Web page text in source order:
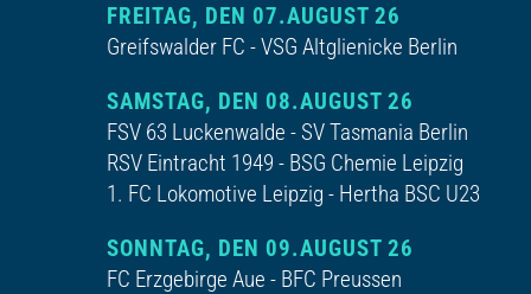
FREITAG, DEN 07.AUGUST 26
Greifswalder FC - VSG Altglienicke Berlin
SAMSTAG, DEN 08.AUGUST 26
FSV 63 Luckenwalde - SV Tasmania Berlin
RSV Eintracht 1949 - BSG Chemie Leipzig
1. FC Lokomotive Leipzig - Hertha BSC U23
SONNTAG, DEN 09.AUGUST 26
FC Erzgebirge Aue - BFC Preussen